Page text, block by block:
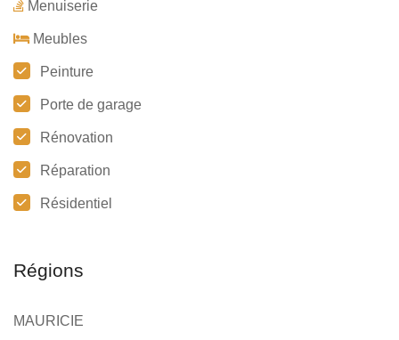
Menuiserie
Meubles
Peinture
Porte de garage
Rénovation
Réparation
Résidentiel
Régions
MAURICIE